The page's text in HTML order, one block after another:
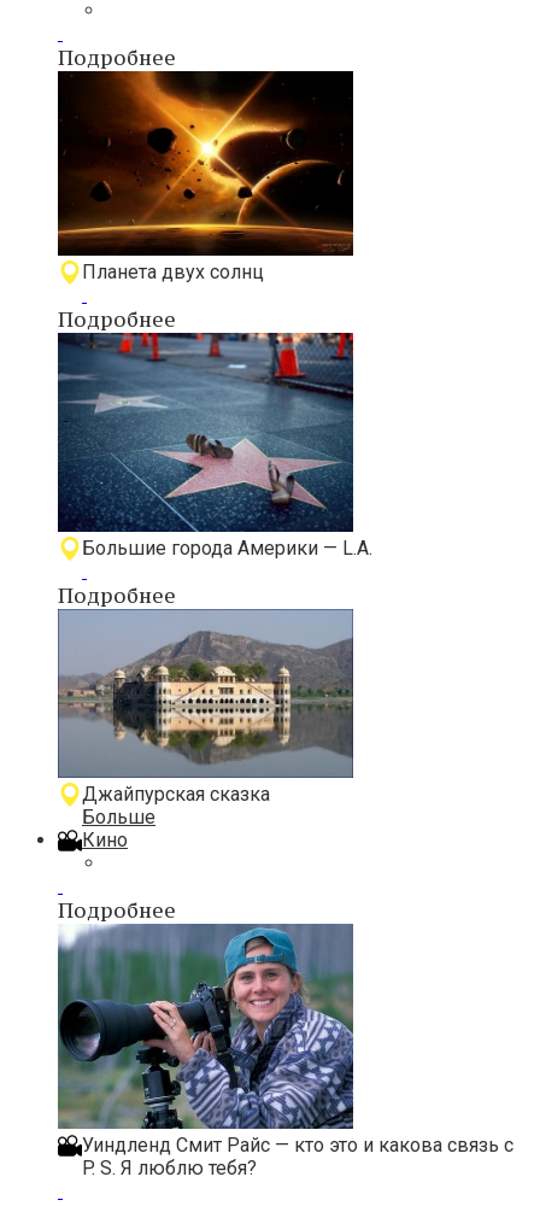
Подробнее
Планета двух солнц
Подробнее
Большие города Америки — L.A.
Подробнее
Джайпурская сказка
Больше
Кино
Подробнее
Уиндленд Смит Райс — кто это и какова связь с
P. S. Я люблю тебя?